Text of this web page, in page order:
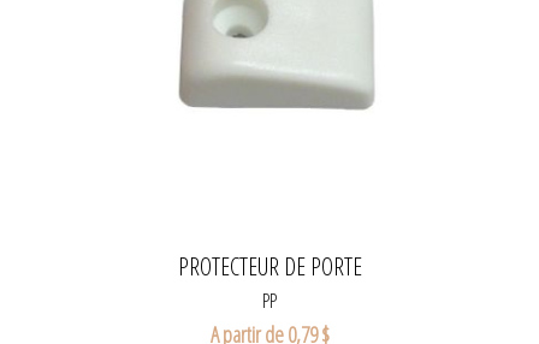
PROTECTEUR DE PORTE
PP
A partir de 0,79 $